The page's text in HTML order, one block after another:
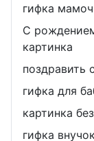
гифка
С
картинка
поздравить
гифка для
картинка
гифка внучок